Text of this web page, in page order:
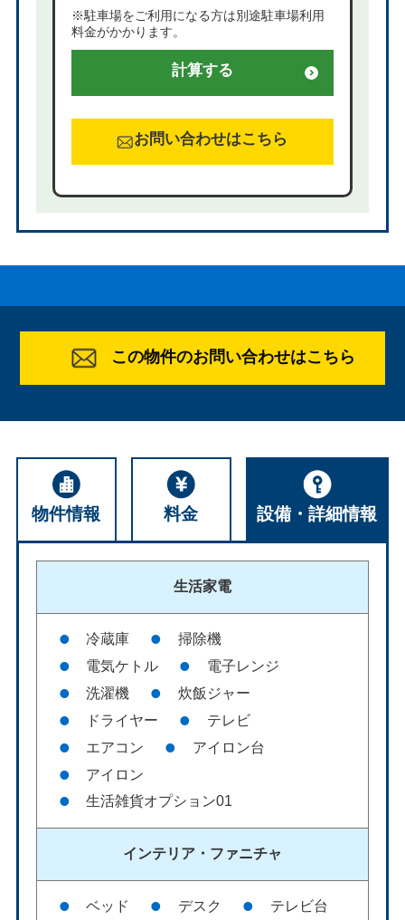
※駐車場をご利用になる方は別途駐車場利用
料金がかかります。
計算する
お問い合わせはこちら
この物件のお問い合わせはこちら
物件情報 料金 設備・詳細情報
生活家電
冷蔵庫
掃除機
電気ケトル
電子レンジ
洗濯機
炊飯ジャー
ドライヤー
テレビ
エアコン
アイロン台
アイロン
生活雑貨オプション01
インテリア・ ファニチャ
ベッド デスク
テレビ台